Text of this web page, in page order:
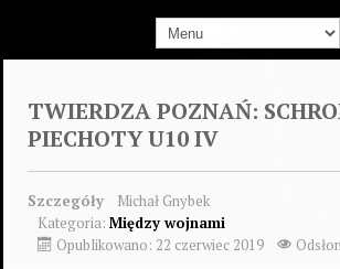
TWIERDZA POZNAŃ:
PIECHOTY U10 IV
Szczegóły
Michał Gnybek
Kategoria: Między wojnami
Opublikowano: 22 czerwiec 2019